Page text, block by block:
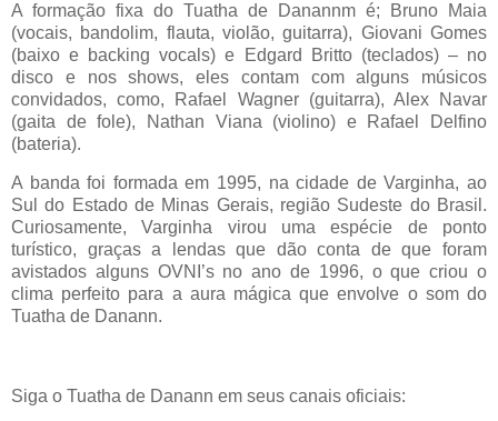
A formação fixa do Tuatha de Danannm é; Bruno Maia
(vocais, bandolim, flauta, violão, guitarra), Giovani Gomes
(baixo e backing vocals) e Edgard Britto (teclados) – no
disco e nos shows, eles contam com alguns músicos
convidados, como, Rafael Wagner (guitarra), Alex Navar
(gaita de fole), Nathan Viana (violino) e Rafael Delfino
(bateria).
A banda foi formada em 1995, na cidade de Varginha, ao
Sul do Estado de Minas Gerais, região Sudeste do Brasil.
Curiosamente, Varginha virou uma espécie de ponto
turístico, graças a lendas que dão conta de que foram
avistados alguns OVNI’s no ano de 1996, o que criou o
clima perfeito para a aura mágica que envolve o som do
Tuatha de Danann.
Siga o Tuatha de Danann em seus canais oficiais: